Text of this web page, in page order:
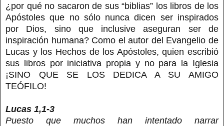
¿por qué no sacaron de sus “biblias” los libros de los
Apóstoles que no sólo nunca dicen ser inspirados
por Dios, sino que inclusive aseguran ser de
inspiración humana? Como el autor del Evangelio de
Lucas y los Hechos de los Apóstoles, quien escribió
sus libros por iniciativa propia y no para la Iglesia
¡SINO QUE SE LOS DEDICA A SU AMIGO
TEÓFILO!
Lucas 1,1-3
Puesto que muchos han intentado narrar